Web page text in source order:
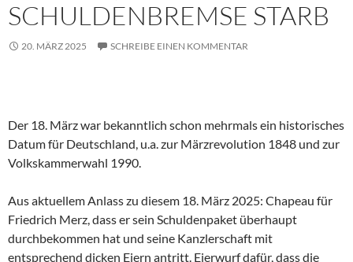
SCHULDENBREMSE STARB
20. MÄRZ 2025 SCHREIBE EINEN KOMMENTAR
Der 18. März war bekanntlich schon mehrmals ein historisches
Datum für Deutschland, u.a. zur Märzrevolution 1848 und zur
Volkskammerwahl 1990.
Aus aktuellem Anlass zu diesem 18. März 2025: Chapeau für
Friedrich Merz, dass er sein Schuldenpaket überhaupt
durchbekommen hat und seine Kanzlerschaft mit
entsprechend dicken Eiern antritt. Eierwurf dafür, dass die